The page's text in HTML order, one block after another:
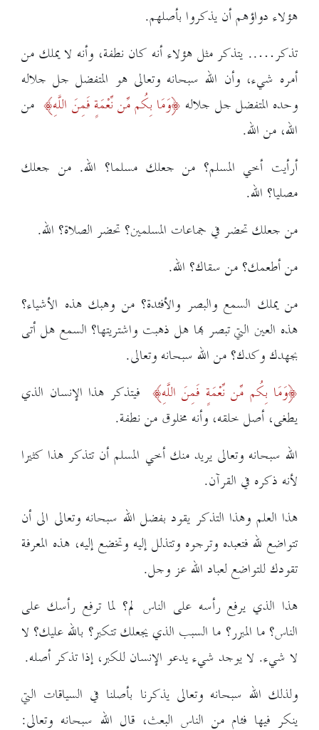
هؤلاء دواؤهم أن يذكروا بأصلهم.
تذكر….. يتذكر مثل هؤلاء أنه كان نطفة، وأنه لا يملك من
أمره شيء، وأن الله سبحانه وتعالى هو المتفضل جل جلاله
وحده المتفضل جل جلاله وَمَا بِكُم مِّن نِّعْمَةٍ فَمِنَ اللَّهِ
من
الله، من الله.
أرأيت أخي المسلم؟ من جعلك مسلما؟ الله. من جعلك
مصليا؟ الله.
من جعلك تحضر في جماعات المسلمين؟ تحضر الصلاة؟ الله.
من أطعمك؟ من سقاك؟ الله.
من يملك السمع والبصر والأفئدة؟ من وهبك هذه الأشياء؟
هذه العين التي تبصر بها هل ذهبت واشتريتها؟ السمع هل أتى
بجهدك وكدك؟ من الله سبحانه وتعالى.
وَمَا بِكُم مِّن نِّعْمَةٍ فَمِنَ اللَّهِ
فيتذكر هذا الإنسان الذي
يطغى، أصل خلقه، وأنه مخلوق من نطفة.
الله سبحانه وتعالى يريد منك أخي المسلم أن تتذكر هذا كثيرا
لأنه ذكره في القرآن.
هذا العلم وهذا التذكر يقود بفضل الله سبحانه وتعالى الى أن
تتواضع لله فتعبده وترجوه وتتذلل إليه وتخضع إليه، هذه المعرفة
تقودك للتواضع لعباد الله عز وجل.
هذا الذي يرفع رأسه على الناس لم؟ لما ترفع رأسك على
الناس؟ ما المبرر؟ ما السبب الذي يجعلك تتكبر؟ بالله عليك؟ لا
لا شيء. لا يوجد شيء يدعو الإنسان للكبر، إذا تذكر أصله.
ولذلك الله سبحانه وتعالى يذكرنا بأصلنا في السياقات التي
ينكر فيها فئام من الناس البعث، قال الله سبحانه وتعالى: